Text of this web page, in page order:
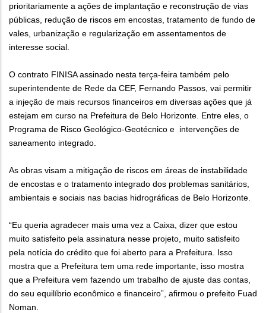
prioritariamente a ações de implantação e reconstrução de vias
públicas, redução de riscos em encostas, tratamento de fundo de
vales, urbanização e regularização em assentamentos de
interesse social.
O contrato FINISA assinado nesta terça-feira também pelo
superintendente de Rede da CEF, Fernando Passos, vai permitir
a injeção de mais recursos financeiros em diversas ações que já
estejam em curso na Prefeitura de Belo Horizonte. Entre eles, o
Programa de Risco Geológico-Geotécnico e intervenções de
saneamento integrado.
As obras visam a mitigação de riscos em áreas de instabilidade
de encostas e o tratamento integrado dos problemas sanitários,
ambientais e sociais nas bacias hidrográficas de Belo Horizonte.
“Eu queria agradecer mais uma vez a Caixa, dizer que estou
muito satisfeito pela assinatura nesse projeto, muito satisfeito
pela notícia do crédito que foi aberto para a Prefeitura. Isso
mostra que a Prefeitura tem uma rede importante, isso mostra
que a Prefeitura vem fazendo um trabalho de ajuste das contas,
do seu equilíbrio econômico e financeiro”, afirmou o prefeito Fuad
Noman.